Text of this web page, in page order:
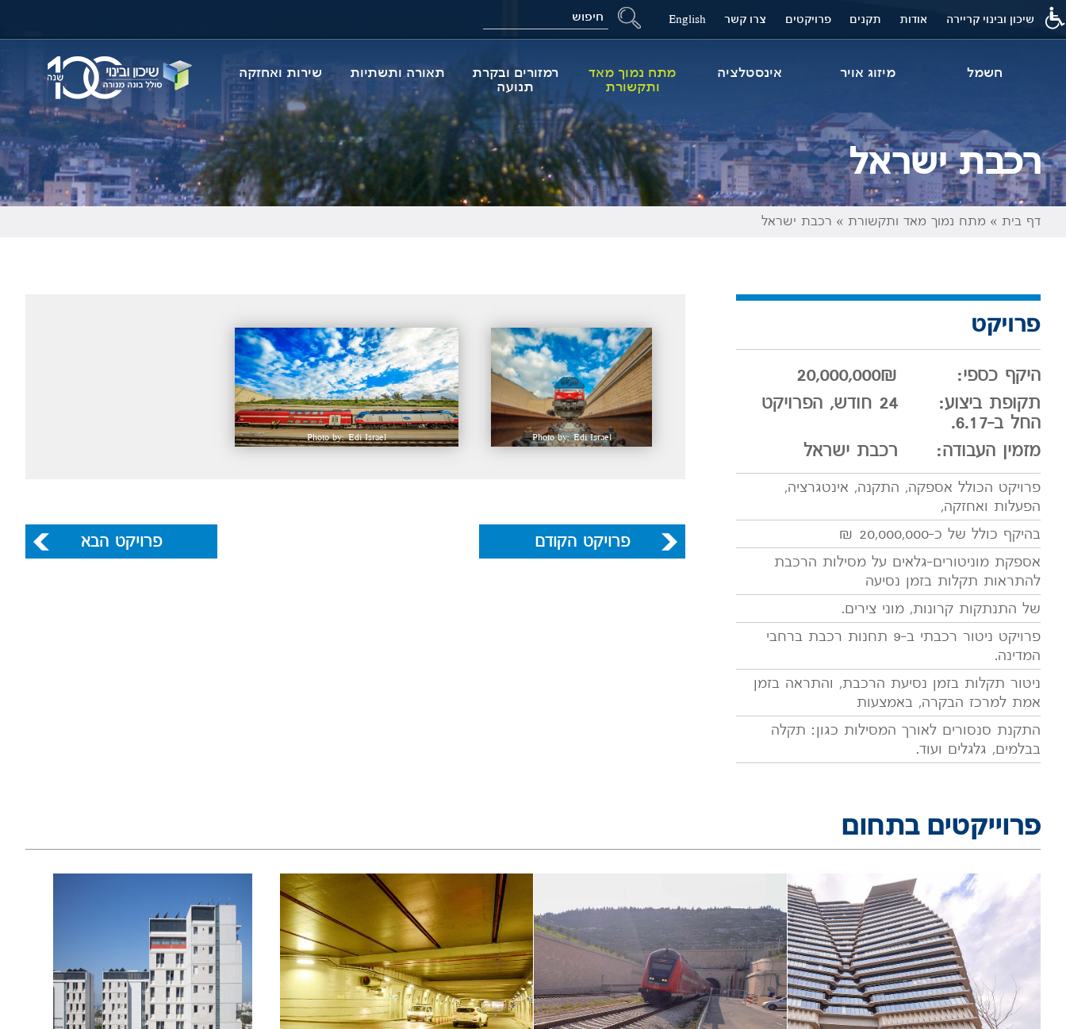
שיכון ובינוי קריירה אודות תקנים פרויקטים צרו קשר English
Search
חשמל מיזוג אויר אינסטלציה
מתח נמוך מאד
ותקשורת
רמזורים ובקרת
תנועה
תאורה ותשתיות שירות ואחזקה
רכבת ישראל
דף בית » מתח נמוך מאד ותקשורת » רכבת ישראל
פרויקט
היקף כספי:
20,000,000₪
תקופת ביצוע:
24 חודש, הפרויקט
החל ב-6.17.
מזמין העבודה:
רכבת ישראל
פרויקט הכולל אספקה, התקנה, אינטגרציה,
הפעלות ואחזקה,
בהיקף כולל של כ-20,000,000 ₪
אספקת מוניטורים-גלאים על מסילות הרכבת
להתראות תקלות בזמן נסיעה
של התנתקות קרונות, מוני צירים.
פרויקט ניטור רכבתי ב-9 תחנות רכבת ברחבי
המדינה.
ניטור תקלות בזמן נסיעת הרכבת, והתראה בזמן
אמת למרכז הבקרה, באמצעות
התקנת סנסורים לאורך המסילות כגון: תקלה
בבלמים, גלגלים ועוד.
Photo by: Edi Israel
Photo by: Edi Israel
פרויקט הבא פרויקט הקודם
פרוייקטים בתחום